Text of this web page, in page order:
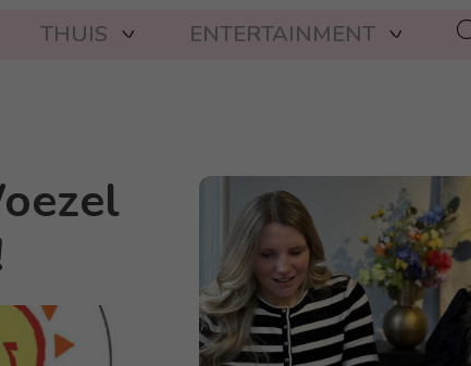
THUIS ENTERTAINMENT